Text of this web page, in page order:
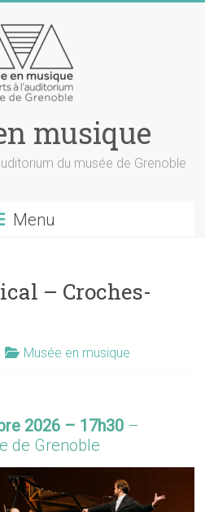
musique
du musée de Grenoble
Menu
– Croches-
Musée en musique
2026 – 17h30 –
de Grenoble